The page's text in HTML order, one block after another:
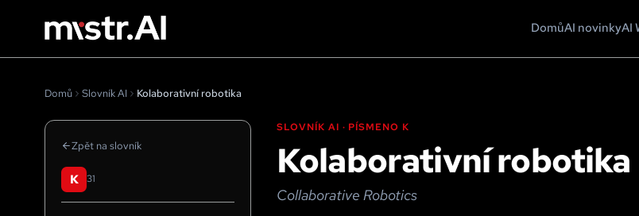
DomůAI novinkyAI
Domů Slovník AI Kolaborativní robotika
Zpět na slovník
K 31
SLOVNÍK AI · PÍSMENO K
Kolaborativní robotika
Collaborative Robotics